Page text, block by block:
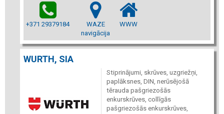
+371 29379184
WAZE
navigācija
WWW
WURTH, SIA
Stiprinājumi, skrūves, uzgriežņi,
paplāksnes, DIN, nerūsējošā
tērauda pašgriezošās
enkurskrūves, collīgās
pašgriezošās enkurskrūves,